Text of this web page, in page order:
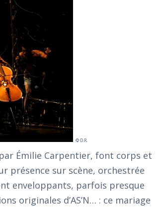
© D.R.
Émilie Carpentier, font corps et
présence sur scène, orchestrée
enveloppants, parfois presque
originales d’AS’N… : ce mariage